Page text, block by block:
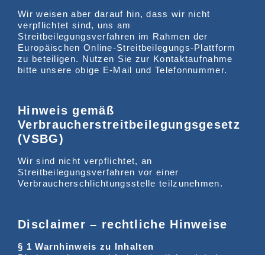
Wir weisen aber darauf hin, dass wir nicht
verpflichtet sind, uns am
Streitbeilegungsverfahren im Rahmen der
Europäischen Online-Streitbeilegungs-Plattform
zu beteiligen. Nutzen Sie zur Kontaktaufnahme
bitte unsere obige E-Mail und Telefonnummer.
Hinweis gemäß
Verbraucherstreitbeilegungsgesetz
(VSBG)
Wir sind nicht verpflichtet, an
Streitbeilegungsverfahren vor einer
Verbraucherschlichtungsstelle teilzunehmen.
Disclaimer – rechtliche Hinweise
§ 1 Warnhinweis zu Inhalten